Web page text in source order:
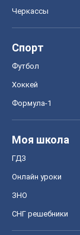
Черкассы
Спорт
Футбол
Хоккей
Формула-1
Моя школа
ГДЗ
Онлайн уроки
ЗНО
СНГ решебники